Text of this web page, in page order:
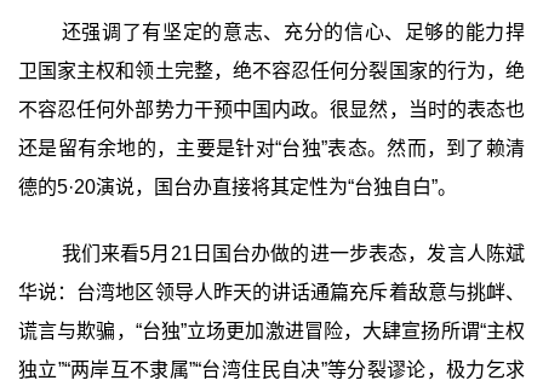
还强调了有坚定的意志、充分的信心、足够的能力捍
卫国家主权和领土完整，绝不容忍任何分裂国家的行为，绝
不容忍任何外部势力干预中国内政。很显然，当时的表态也
还是留有余地的，主要是针对“台独”表态。然而，到了赖清
德的5·20演说，国台办直接将其定性为“台独自白”。
我们来看5月21日国台办做的进一步表态，发言人陈斌
华说：台湾地区领导人昨天的讲话通篇充斥着敌意与挑衅、
谎言与欺骗，“台独”立场更加激进冒险，大肆宣扬所谓“主权
独立”“两岸互不隶属”“台湾住民自决”等分裂谬论，极力乞求